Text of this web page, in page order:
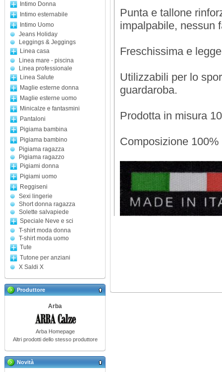
Intimo Donna
Intimo esternabile
Intimo Uomo
Jeans Holiday
Leggings & Jeggings
Linea casa
Linea mare - piscina
Linea professionale
Linea Salute
Maglie esterne donna
Maglie esterne uomo
Minicalze e fantasmini
Pantaloni
Pigiama bambina
Pigiama bambino
Pigiama ragazza
Pigiama ragazzo
Pigiami donna
Pigiami uomo
Reggiseni
Sexi lingerie
Short donna ragazza
Solette salvapiede
Speciale Neve e sci
T-shirt moda donna
T-shirt moda uomo
Tute
Tutone per anziani
X Saldi X
Produttore
Arba
Arba Homepage
Altri prodotti dello stesso produttore
Novità
Punta e tallone
impalpabile, nessun
Freschissima e
Utilizzabili per lo
guardaroba.
Prodotta in misura
Composizione 100%